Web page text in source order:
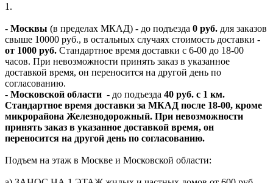
1.
- Москвы (в пределах МКАД) - до подъезда 0 руб. для заказов
свыше 10000 руб., в остальных случаях стоимость доставки -
от 1000 руб. Стандартное время доставки с 6-00 до 18-00
часов. При невозможности принять заказ в указанное
доставкой время, он переносится на другой день по
согласованию.
- Московской области - до подъезда 40 руб. с 1 км.
Стандартное время доставки за МКАД после 18-00, кроме
микрорайона Железнодорожный. При невозможности
принять заказ в указанное доставкой время, он
переносится на другой день по согласованию.
Подъем на этаж в Москве и Московской области: